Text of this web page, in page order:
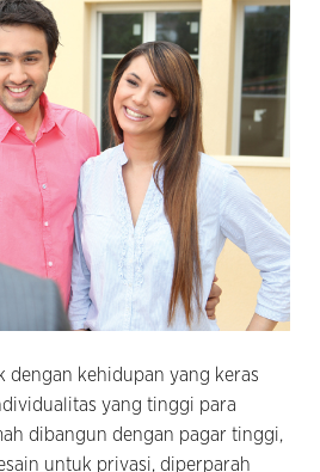
dengan kehidupan yang keras
yang tinggi para
dibangun dengan pagar tinggi,
untuk privasi, diperparah